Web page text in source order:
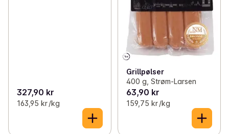
327,90 kr
163,95 kr /kg
Grillpølser
400 g, Strøm-Larsen
63,90 kr
159,75 kr /kg